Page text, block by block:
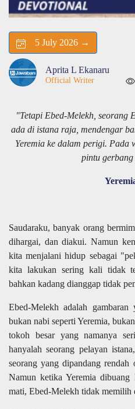
5 July 2026 →
Aprita L Ekanaru
Official Writer
"Tetapi Ebed-Melekh, seorang
ada di istana raja, mendengar
Yeremia ke dalam perigi. Pada
pintu
Saudaraku, banyak orang
dihargai, dan diakui. Namun
kita menjalani hidup sebagai
kita lakukan sering kali tidak
bahkan kadang dianggap tidak
Ebed-Melekh adalah
bukan nabi seperti Yeremia,
tokoh besar yang namanya
hanyalah seorang pelayan
seorang yang dipandang rendah
Namun ketika Yeremia
mati, Ebed-Melekh tidak memilih